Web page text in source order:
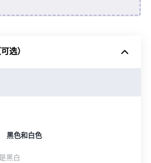
来自 Google Drive
选）
黑色和白色
黑白